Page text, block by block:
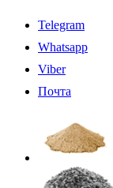
Telegram
Whatsapp
Viber
Почта